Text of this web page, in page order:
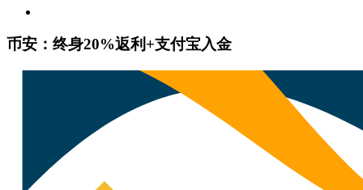
币安：终身20%返利+支付宝入金